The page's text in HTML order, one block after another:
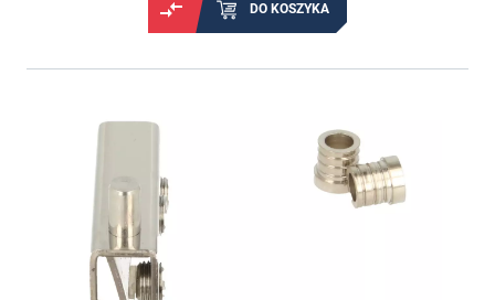
DO KOSZYKA